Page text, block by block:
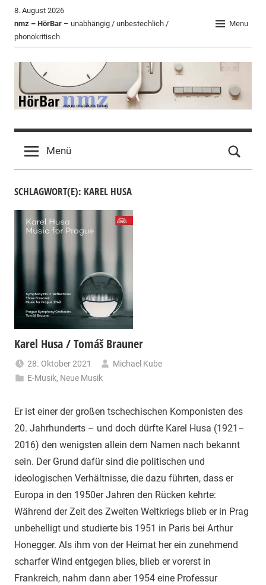
Zum
Inhalt
springen
8. August 2026
nmz – HörBar – unabhängig / unbestechlich /
phonokritisch
Menu
HörBar
der
nmz
Menü
SCHLAGWORT(E): KAREL HUSA
Karel Husa / Tomáš Brauner
28. Oktober 2021
Michael Kube
E-Musik, Neue Musik
Er ist einer der großen tschechischen Komponisten des
20. Jahrhunderts – und doch dürfte Karel Husa (1921–
2016) den wenigsten allein dem Namen nach bekannt
sein. Der Grund dafür sind die politischen und
ideologischen Verhältnisse, die dazu führten, dass er
Europa in den 1950er Jahren den Rücken kehrte:
Während der Zeit des Zweiten Weltkriegs blieb er in Prag
unbehelligt und studierte bis 1951 in Paris bei Arthur
Honegger. Als ihm von der Heimat her ein zunehmend
scharfer Wind entgegen blies, blieb er vorerst in
Frankreich, nahm dann aber 1954 eine Professur